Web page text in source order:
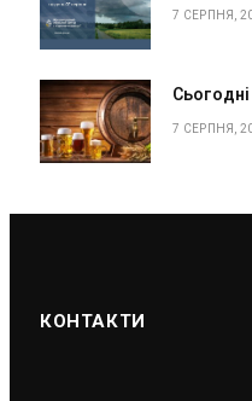
7 СЕРПНЯ,
7 СЕРПНЯ,
КОНТАКТИ